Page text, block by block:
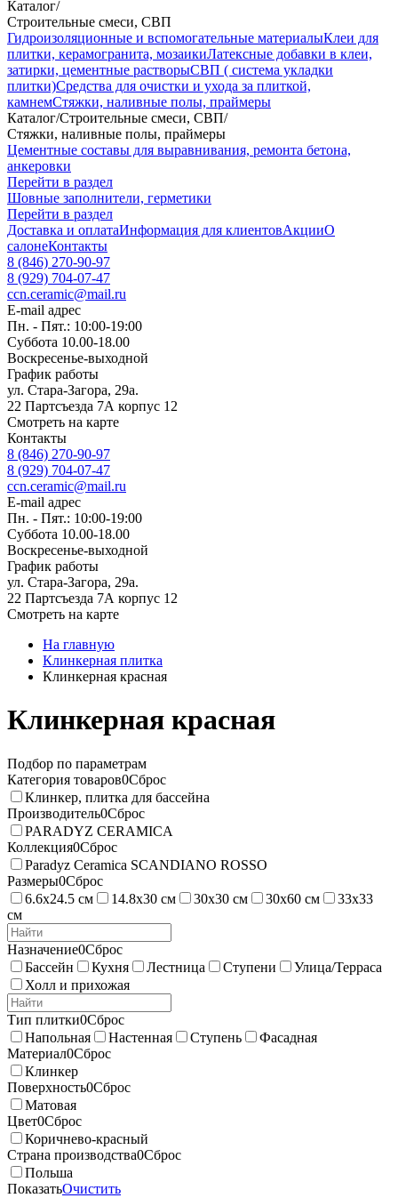
Каталог/
Строительные смеси, СВП
Гидроизоляционные и вспомогательные материалыКлеи для
плитки, керамогранита, мозаикиЛатексные добавки в клеи,
затирки, цементные растворыСВП ( система укладки
плитки)Средства для очистки и ухода за плиткой,
камнемСтяжки, наливные полы, праймеры
Каталог/Строительные смеси, СВП/
Стяжки, наливные полы, праймеры
Цементные составы для выравнивания, ремонта бетона,
анкеровки
Перейти в раздел
Шовные заполнители, герметики
Перейти в раздел
Доставка и оплатаИнформация для клиентовАкцииО
салонеКонтакты
8 (846) 270-90-97
8 (929) 704-07-47
ccn.ceramic@mail.ru
E-mail адрес
Пн. - Пят.: 10:00-19:00
Суббота 10.00-18.00
Воскресенье-выходной
График работы
ул. Стара-Загора, 29а.
22 Партсъезда 7А корпус 12
Смотреть на карте
Контакты
8 (846) 270-90-97
8 (929) 704-07-47
ccn.ceramic@mail.ru
E-mail адрес
Пн. - Пят.: 10:00-19:00
Суббота 10.00-18.00
Воскресенье-выходной
График работы
ул. Стара-Загора, 29а.
22 Партсъезда 7А корпус 12
Смотреть на карте
На главную
Клинкерная плитка
Клинкерная красная
Клинкерная красная
Подбор по параметрам
Категория товаров0Сброс
Клинкер, плитка для бассейна
Производитель0Сброс
PARADYZ CERAMICA
Коллекция0Сброс
Paradyz Ceramica SCANDIANO ROSSO
Размеры0Сброс
6.6х24.5 см
14.8х30 см 30х30 см 30х60 см
33х33
см
Назначение0Сброс
Бассейн
Кухня Лестница Ступени
Улица/Терраса
Холл и прихожая
Тип плитки0Сброс
Напольная
Настенная Ступень
Фасадная
Материал0Сброс
Клинкер
Поверхность0Сброс
Матовая
Цвет0Сброс
Коричнево-красный
Страна производства0Сброс
Польша
ПоказатьОчистить